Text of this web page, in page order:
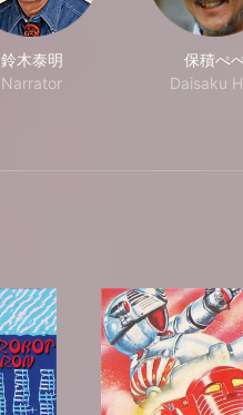
鈴木泰明
Narrator
保積ぺ
Daisaku